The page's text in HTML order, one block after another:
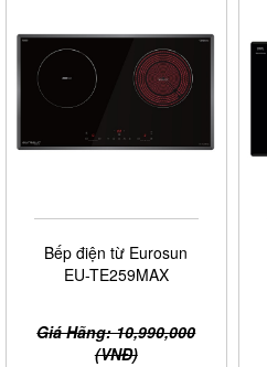
Bếp điện từ Eurosun
EU-TE259MAX
Giá Hãng: 10,990,000
(VNĐ)